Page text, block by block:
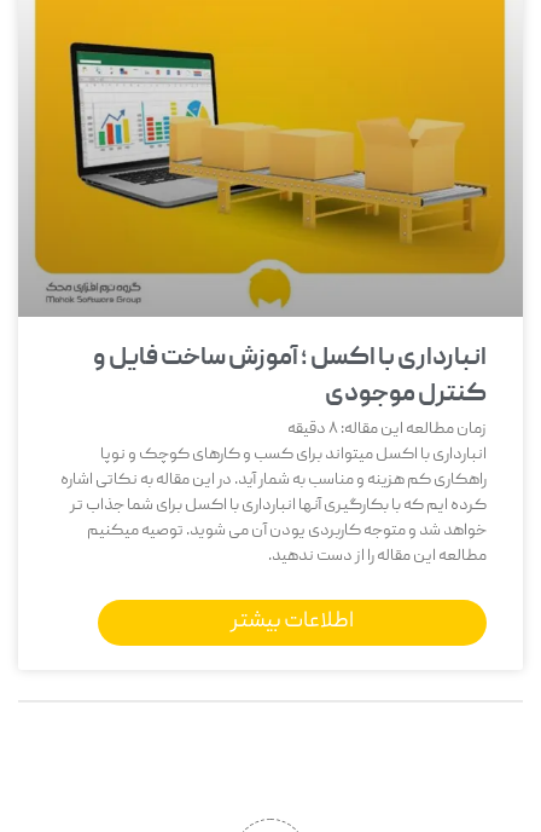
انبارداری با اکسل ؛ آموزش ساخت فایل و
کنترل موجودی
زمان مطالعه این مقاله:8دقیقه
انبارداری با اکسل میتواند برای کسب و کارهای کوچک و نوپا
راهکاری کم هزینه و مناسب به شمار آید. در این مقاله به نکاتی اشاره
کرده ایم که با بکارگیری آنها انبارداری با اکسل برای شما جذاب تر
خواهد شد و متوجه کاربردی یودن آن می شوید. توصیه میکنیم
مطالعه این مقاله را از دست ندهید.
اطلاعات بیشتر